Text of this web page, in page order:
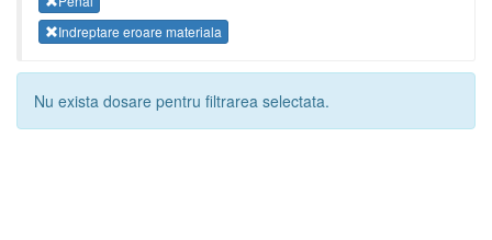
Indreptare eroare materiala
Nu exista dosare pentru filtrarea selectata.